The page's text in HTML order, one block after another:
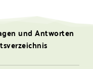
und Antworten